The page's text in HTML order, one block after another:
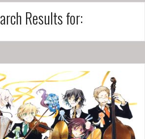
Results for: